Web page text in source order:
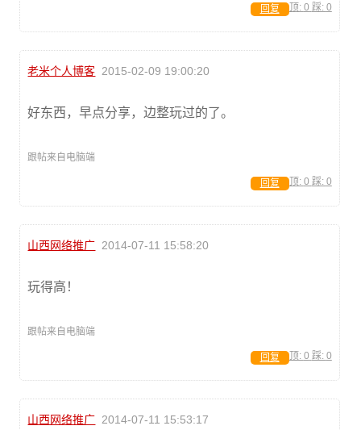
顶: 0 踩: 0
回复
老米个人博客 2015-02-09 19:00:20
好东西，早点分享，边整玩过的了。
跟帖来自电脑端
顶: 0 踩: 0
回复
山西网络推广 2014-07-11 15:58:20
玩得高！
跟帖来自电脑端
顶: 0 踩: 0
回复
山西网络推广 2014-07-11 15:53:17